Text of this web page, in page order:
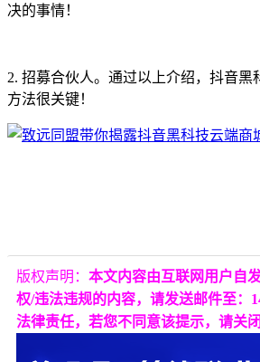
决的事情！
2. 招募合伙人。通过以上介绍，抖音
方法很关键！
版权声明： 本文内容由互联网用户自
权/违法违规的内容，请发送邮件至：
法律责任，若您不同意该提示，请关